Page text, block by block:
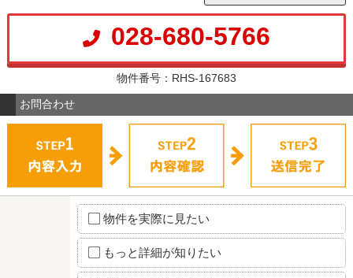
028-680-5766
物件番号：RHS-167683
お問合わせ
物件を実際に見たい
もっと詳細が知りたい